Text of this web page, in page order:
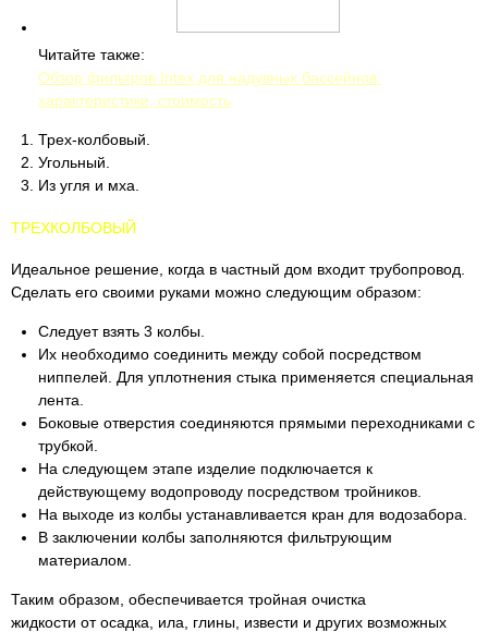
Читайте также:
Обзор фильтров Intex для надувных бассейнов:
характеристики, стоимость
Трех-колбовый.
Угольный.
Из угля и мха.
ТРЕХКОЛБОВЫЙ
Идеальное решение, когда в частный дом входит трубопровод.
Сделать его своими руками можно следующим образом:
Следует взять 3 колбы.
Их необходимо соединить между собой посредством
ниппелей. Для уплотнения стыка применяется специальная
лента.
Боковые отверстия соединяются прямыми переходниками с
трубкой.
На следующем этапе изделие подключается к
действующему водопроводу посредством тройников.
На выходе из колбы устанавливается кран для водозабора.
В заключении колбы заполняются фильтрующим
материалом.
Таким образом, обеспечивается тройная очистка
жидкости от осадка, ила, глины, извести и других возможных